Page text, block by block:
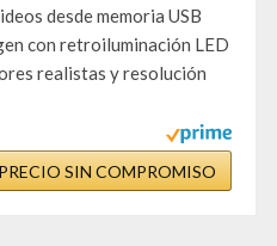
desde memoria USB
con retroiluminación LED
realistas y resolución
SIN COMPROMISO